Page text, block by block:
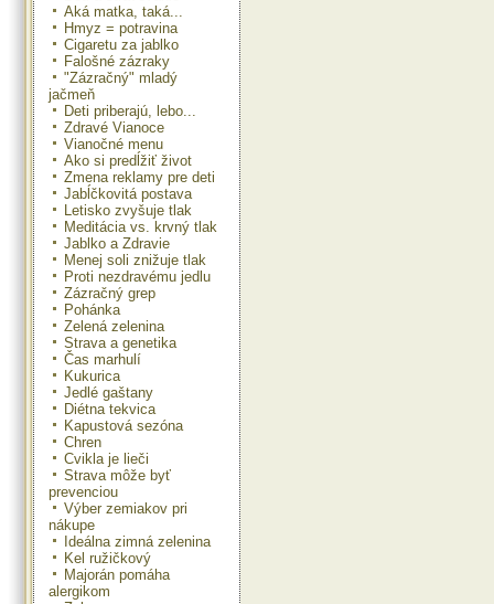
Aká matka, taká...
Hmyz = potravina
Cigaretu za jablko
Falošné zázraky
"Zázračný" mladý
jačmeň
Deti priberajú, lebo...
Zdravé Vianoce
Vianočné menu
Ako si predĺžiť život
Zmena reklamy pre deti
Jabĺčkovitá postava
Letisko zvyšuje tlak
Meditácia vs. krvný tlak
Jablko a Zdravie
Menej soli znižuje tlak
Proti nezdravému jedlu
Zázračný grep
Pohánka
Zelená zelenina
Strava a genetika
Čas marhulí
Kukurica
Jedlé gaštany
Diétna tekvica
Kapustová sezóna
Chren
Cvikla je lieči
Strava môže byť
prevenciou
Výber zemiakov pri
nákupe
Ideálna zimná zelenina
Kel ružičkový
Majorán pomáha
alergikom